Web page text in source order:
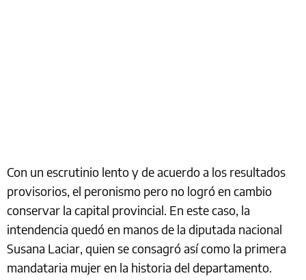
Con un escrutinio lento y de acuerdo a los resultados
provisorios, el peronismo pero no logró en cambio
conservar la capital provincial. En este caso, la
intendencia quedó en manos de la diputada nacional
Susana Laciar, quien se consagró así como la primera
mandataria mujer en la historia del departamento.